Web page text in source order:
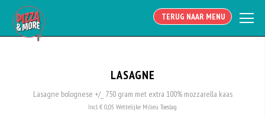
TERUG NAAR MENU
LASAGNE
Lasagne bolognese +/_ 750 gram met extra 100% mozzarella kaas
Incl. € 0,05 Wettelijke Milieu Toeslag